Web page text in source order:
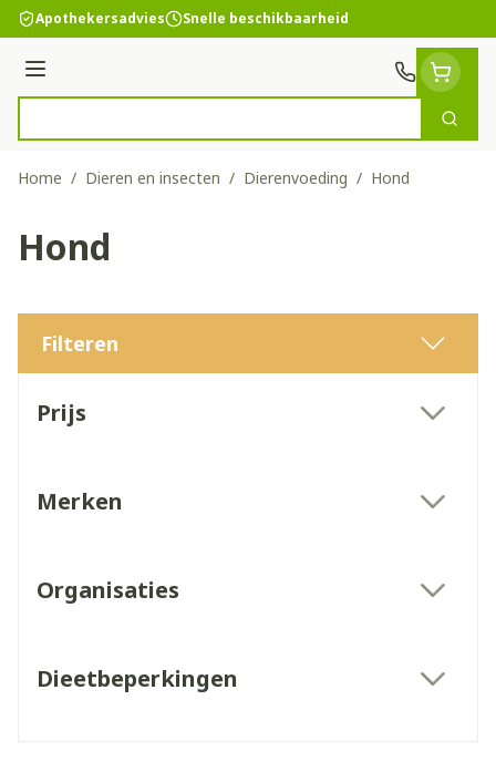
Ga naar de inhoud
Apothekersadvies Snelle beschikbaarheid
Menu
Zoek
Home / Dieren en insecten / Dierenvoeding / Hond
Hond
Filteren
Prijs
Merken
Organisaties
Dieetbeperkingen